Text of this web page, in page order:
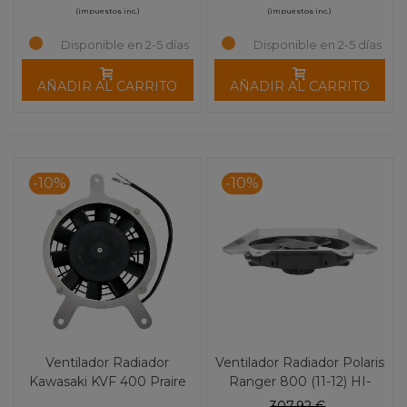
(impuestos inc.)
Disponible en 2-5 días
AÑADIR AL CARRITO
(impuestos inc.)
Disponible en 2-5 días
AÑADIR AL CARRITO
-10%
Ventilador Radiador
Kawasaki KVF 400 Praire
-10%
Ventilador Radiador Polaris
Ranger 800 (11-12) HI-
Performance MOOSE